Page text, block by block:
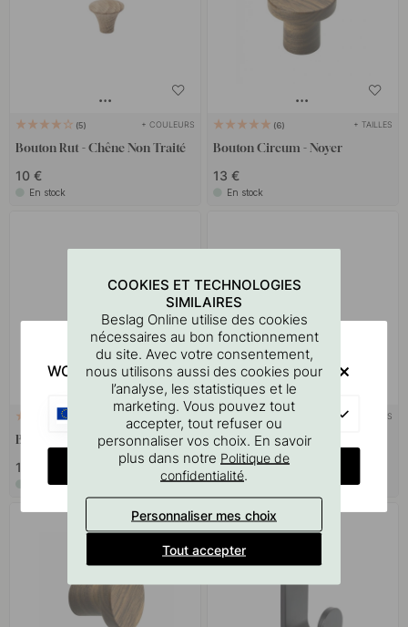
5 + COULEURS
Bouton Rut - Chêne Non Traité
10 €
En stock
6 + TAILLES
Bouton Circum - Noyer
13 €
En stock
+ COULEURS
Bouton Olle - Chêne Non Traité
10 €
En stock
+ COULEURS
Ceinture à crochet - Marron
28.50 €
En stock
POPULAR
COOKIES ET TECHNOLOGIES
SIMILAIRES
Beslag Online utilise des cookies
nécessaires au bon fonctionnement
du site. Avec votre consentement,
nous utilisons aussi des cookies pour
l’analyse, les statistiques et le
marketing. Vous pouvez tout
accepter, tout refuser ou
personnaliser vos choix. En savoir
plus dans notre Politique de
confidentialité.
Personnaliser mes choix
Tout accepter
WOULD YOU RATHER VISIT?
CHANGE COUNTRY